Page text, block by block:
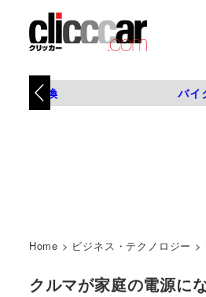
タイヤ交換 バイ
Home > ビジネス・テクノロジー >
クルマが家庭の電源に